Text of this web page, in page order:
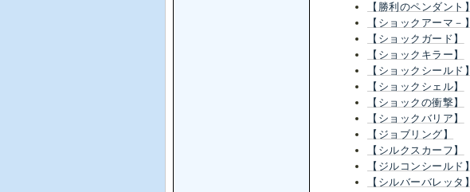
【勝利のペンダント】
【ショックアーマ－】
【ショックガード】
【ショックキラー】
【ショックシールド】
【ショックシェル】
【ショックの衝撃】
【ショックバリア】
【ジョブリング】
【シルクスカーフ】
【ジルコンシールド】
【シルバーバレッタ】